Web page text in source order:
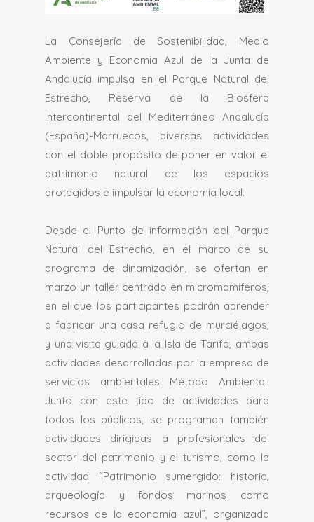
La Consejería de Sostenibilidad, Medio
Ambiente y Economía Azul de la Junta de
Andalucía impulsa en el Parque Natural del
Estrecho, Reserva de la Biosfera
Intercontinental del Mediterráneo Andalucía
(España)-Marruecos, diversas actividades
con el doble propósito de poner en valor el
patrimonio natural de los espacios
protegidos e impulsar la economía local.
Desde el Punto de información del Parque
Natural del Estrecho, en el marco de su
programa de dinamización, se ofertan en
marzo un taller centrado en micromamíferos,
en el que los participantes podrán aprender
a fabricar una casa refugio de murciélagos,
y una visita guiada a la Isla de Tarifa, ambas
actividades desarrolladas por la empresa de
servicios ambientales Método Ambiental.
Junto con este tipo de actividades para
todos los públicos, se programan también
actividades dirigidas a profesionales del
sector del patrimonio y el turismo, como la
actividad “Patrimonio sumergido: historia,
arqueología y fondos marinos como
recursos de la economía azul”, organizada